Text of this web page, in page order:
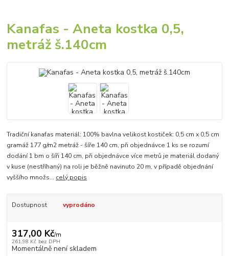
Kanafas - Aneta kostka 0,5,
metráž š.140cm
Tradiční kanafas materiál: 100% bavlna velikost kostiček: 0,5 cm x 0,5 cm
gramáž 177 g/m2 metráž - šíře 140 cm, při objednávce 1 ks se rozumí
dodání 1 bm o šíři 140 cm, při objednávce více metrů je materiál dodaný
v kuse (nestříhaný) na roli je běžně navinuto 20 m, v případě objednání
vyššího množs... celý popis
Dostupnost vyprodáno
317,00 Kč/m
261,98 Kč bez DPH
Momentálně není skladem